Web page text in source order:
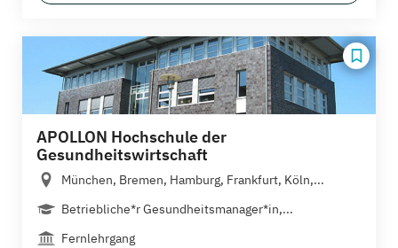
APOLLON Hochschule der
Gesundheitswirtschaft
München, Bremen, Hamburg, Frankfurt, Köln,...
Betriebliche*r Gesundheitsmanager*in,...
Fernlehrgang